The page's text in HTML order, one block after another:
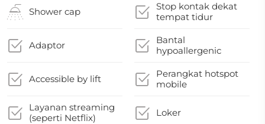
Shower cap
Stop kontak dekat
tempat tidur
Adaptor
Bantal
hypoallergenic
Accessible by lift
Perangkat hotspot
mobile
Layanan streaming
(seperti Netflix)
Loker